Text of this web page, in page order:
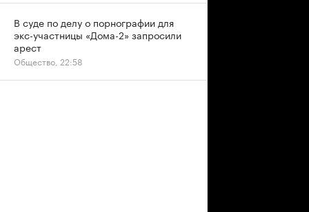
В суде по делу о порнографии для
экс-участницы «Дома-2» запросили
арест
Общество, 22:58